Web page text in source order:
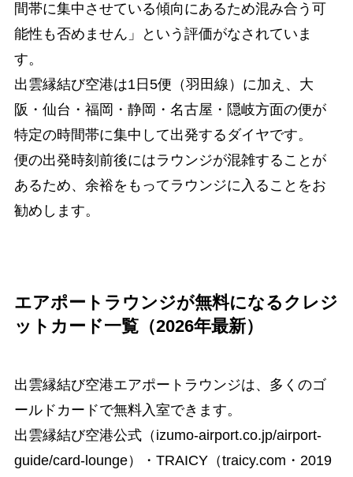
間帯に集中させている傾向にあるため混み合う可
能性も否めません」という評価がなされていま
す。
出雲縁結び空港は1日5便（羽田線）に加え、大
阪・仙台・福岡・静岡・名古屋・隠岐方面の便が
特定の時間帯に集中して出発するダイヤです。
便の出発時刻前後にはラウンジが混雑することが
あるため、余裕をもってラウンジに入ることをお
勧めします。
エアポートラウンジが無料になるクレジ
ットカード一覧（2026年最新）
出雲縁結び空港エアポートラウンジは、多くのゴ
ールドカードで無料入室できます。
出雲縁結び空港公式（izumo-airport.co.jp/airport-
guide/card-lounge）・TRAICY（traicy.com・2019